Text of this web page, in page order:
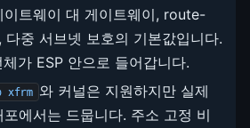
트웨이 대 게이트웨이, route-
다중 서브넷 보호의 기본값입니다.
가 ESP 안으로 들어갑니다.
xfrm 와 커널은 지원하지만 실제
에서는 드뭅니다. 주소 고정 비